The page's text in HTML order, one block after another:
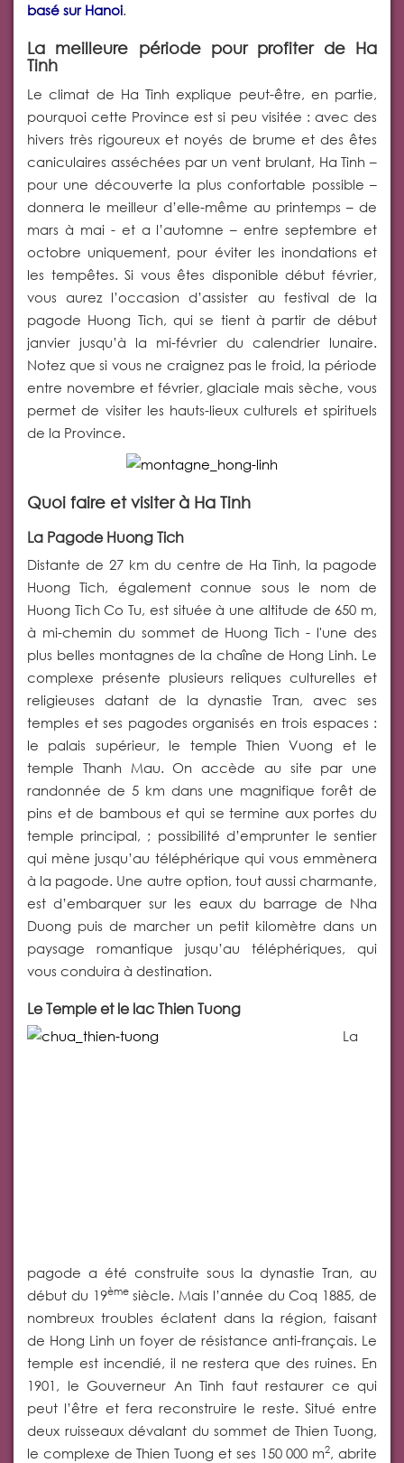
basé sur Hanoi.
La meilleure période pour profiter de Ha
Tinh
Le climat de Ha Tinh explique peut-être, en partie,
pourquoi cette Province est si peu visitée : avec des
hivers très rigoureux et noyés de brume et des êtes
caniculaires asséchées par un vent brulant, Ha Tinh –
pour une découverte la plus confortable possible –
donnera le meilleur d’elle-même au printemps – de
mars à mai - et a l’automne – entre septembre et
octobre uniquement, pour éviter les inondations et
les tempêtes. Si vous êtes disponible début février,
vous aurez l’occasion d’assister au festival de la
pagode Huong Tich, qui se tient à partir de début
janvier jusqu’à la mi-février du calendrier lunaire.
Notez que si vous ne craignez pas le froid, la période
entre novembre et février, glaciale mais sèche, vous
permet de visiter les hauts-lieux culturels et spirituels
de la Province.
Quoi faire et visiter à Ha Tinh
La Pagode Huong Tich
Distante de 27 km du centre de Ha Tinh, la pagode
Huong Tich, également connue sous le nom de
Huong Tich Co Tu, est située à une altitude de 650 m,
à mi-chemin du sommet de Huong Tich - l'une des
plus belles montagnes de la chaîne de Hong Linh. Le
complexe présente plusieurs reliques culturelles et
religieuses datant de la dynastie Tran, avec ses
temples et ses pagodes organisés en trois espaces :
le palais supérieur, le temple Thien Vuong et le
temple Thanh Mau. On accède au site par une
randonnée de 5 km dans une magnifique forêt de
pins et de bambous et qui se termine aux portes du
temple principal, ; possibilité d’emprunter le sentier
qui mène jusqu’au téléphérique qui vous emmènera
à la pagode. Une autre option, tout aussi charmante,
est d’embarquer sur les eaux du barrage de Nha
Duong puis de marcher un petit kilomètre dans un
paysage romantique jusqu’au téléphériques, qui
vous conduira à destination.
Le Temple et le lac Thien Tuong
La
pagode a été construite sous la dynastie Tran, au
début du 19èmesiècle. Mais l’année du Coq 1885, de
nombreux troubles éclatent dans la région, faisant
de Hong Linh un foyer de résistance anti-français. Le
temple est incendié, il ne restera que des ruines. En
1901, le Gouverneur An Tinh faut restaurer ce qui
peut l’être et fera reconstruire le reste. Situé entre
deux ruisseaux dévalant du sommet de Thien Tuong,
le complexe de Thien Tuong et ses 150 000 m2, abrite